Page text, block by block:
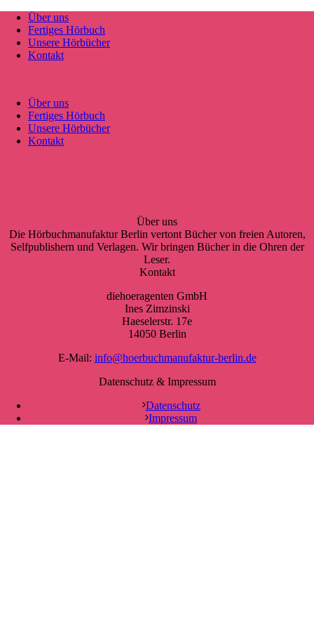
Über uns
Fertiges Hörbuch
Unsere Hörbücher
Kontakt
Über uns
Fertiges Hörbuch
Unsere Hörbücher
Kontakt
Über uns
Die Hörbuchmanufaktur Berlin vertont Bücher von freien Autoren,
Selfpublishern und Verlagen. Wir bringen Bücher in die Ohren der
Leser.
Kontakt
diehoeragenten GmbH
Ines Zimzinski
Haeselerstr. 17e
14050 Berlin
E-Mail: info@hoerbuchmanufaktur-berlin.de
Datenschutz & Impressum
Datenschutz
Impressum